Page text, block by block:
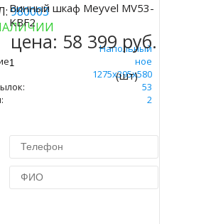
980003
Напольный
Компрессорное
1275х395х580
53
2
Винный шкаф Meyvel MV53-
KBF2
цена: 58 399 руб.
(шт)